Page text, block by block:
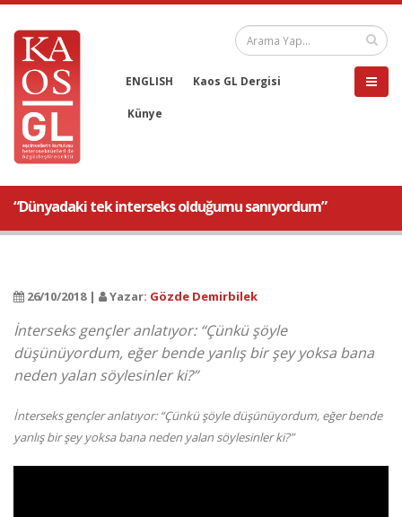
ENGLISH Kaos GL Dergisi
Künye
“Dünyadaki tek interseks olduğumu sanıyordum”
26/10/2018 | Yazar: Gözde Demirbilek
İnterseks gençler anlatıyor: “Çünkü şöyle
düşünüyordum, eğer bende yanlış bir şey yoksa bana
neden yalan söylesinler ki?”
İnterseks gençler anlatıyor: “Çünkü şöyle düşünüyordum, eğer bende
yanlış bir şey yoksa bana neden yalan söylesinler ki?”